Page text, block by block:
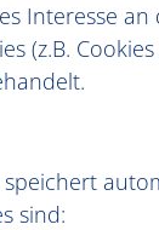
Interesse
(z.B.
sind: